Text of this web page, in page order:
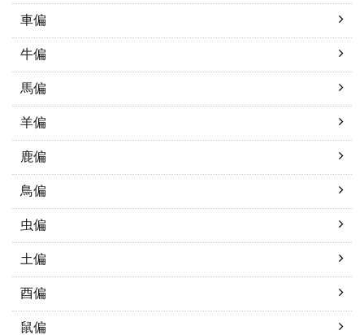
車偏
牛偏
馬偏
羊偏
鹿偏
鳥偏
虫偏
土偏
酉偏
鼠偏